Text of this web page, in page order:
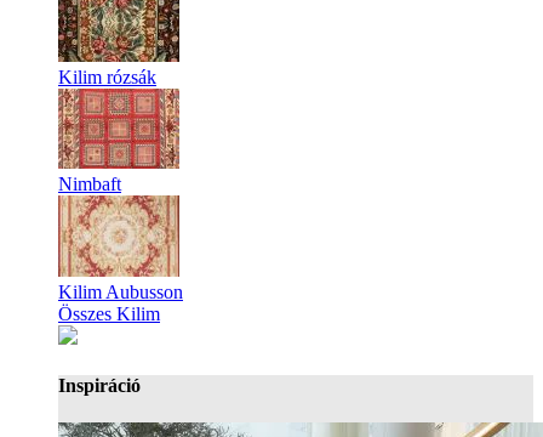
Kilim rózsák
Nimbaft
Kilim Aubusson
Összes Kilim
Inspiráció